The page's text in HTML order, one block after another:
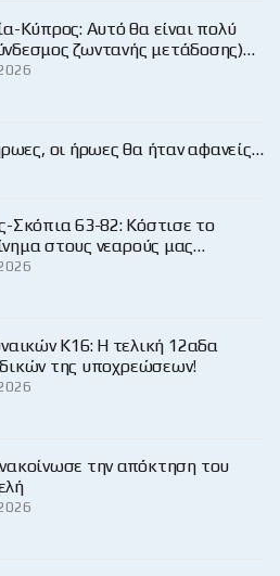
Κύπρος: Αυτό θα είναι πολύ
ζωντανής μετάδοσης)…
οι ήρωες θα ήταν αφανείς…
Σκόπια 63-82: Κόστισε το
στους νεαρούς μας…
Κ16: Η τελική 12αδα
της υποχρεώσεων!
την απόκτηση του